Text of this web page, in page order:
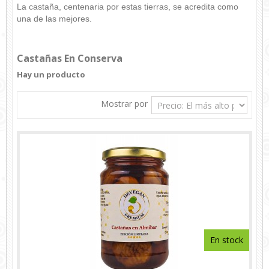
La castaña, centenaria por estas tierras, se acredita como
una de las mejores.
Castañas En Conserva
Hay un producto
Mostrar por
En stock